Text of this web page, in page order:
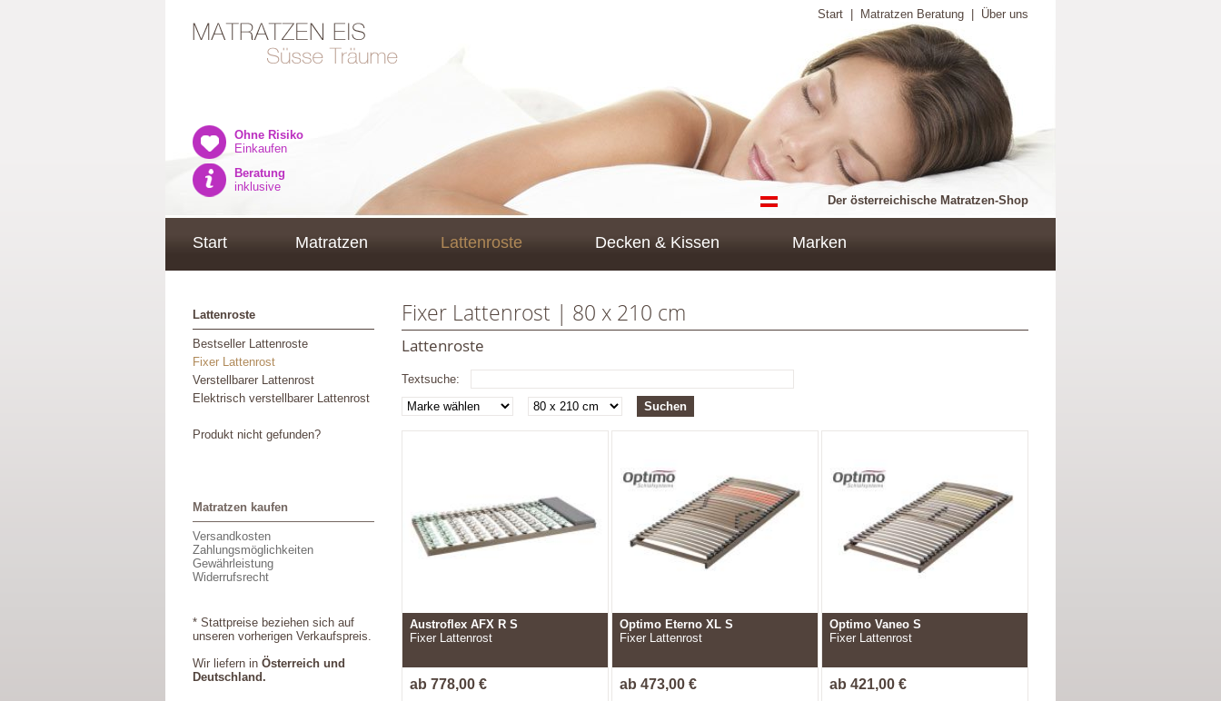
Start Matratzen Beratung Über uns
Ohne Risiko
Einkaufen
Beratung
inklusive
Der österreichische Matratzen-Shop
Start Matratzen Lattenroste Decken & Kissen Marken
Lattenroste
Bestseller Lattenroste
Fixer Lattenrost
Verstellbarer Lattenrost
Elektrisch verstellbarer Lattenrost
Produkt nicht gefunden?
Matratzen kaufen
Versandkosten
Zahlungsmöglichkeiten
Gewährleistung
Widerrufsrecht
* Stattpreise beziehen sich auf
unseren vorherigen Verkaufspreis.
Wir liefern in Österreich und
Deutschland.
Fixer Lattenrost | 80 x 210 cm
Lattenroste
Textsuche:
Austroflex AFX R S
Fixer Lattenrost
ab 778,00 €
Optimo Eterno XL S
Fixer Lattenrost
ab 473,00 €
Optimo Vaneo S
Fixer Lattenrost
ab 421,00 €